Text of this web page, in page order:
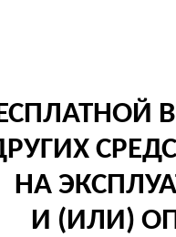
НА
И (ИЛИ)